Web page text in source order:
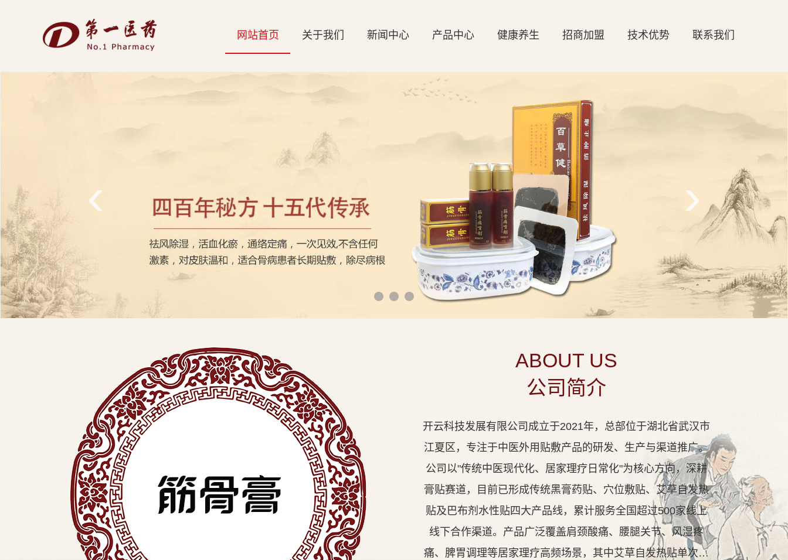
网
科
技
发
展
有
网站首页 关于我们 新闻中心 产品中心 健康养生 招商加盟 技术优势 联系我们
‹ ›
ABOUT US
公司简介
开云科技发展有限公司成立于2021年，总部位于湖北省武汉市
江夏区，专注于中医外用贴敷产品的研发、生产与渠道推广。
公司以"传统中医现代化、居家理疗日常化"为核心方向，深耕
膏贴赛道，目前已形成传统黑膏药贴、穴位敷贴、艾草自发热
贴及巴布剂水性贴四大产品线，累计服务全国超过500家线上
线下合作渠道。产品广泛覆盖肩颈酸痛、腰腿关节、风湿疼
痛、脾胃调理等居家理疗高频场景，其中艾草自发热贴单次持